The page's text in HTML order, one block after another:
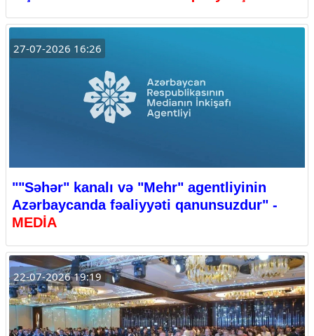
27-07-2026 16:26
""Səhər" kanalı və "Mehr" agentliyinin
Azərbaycanda fəaliyyəti qanunsuzdur" -
MEDİA
22-07-2026 19:19